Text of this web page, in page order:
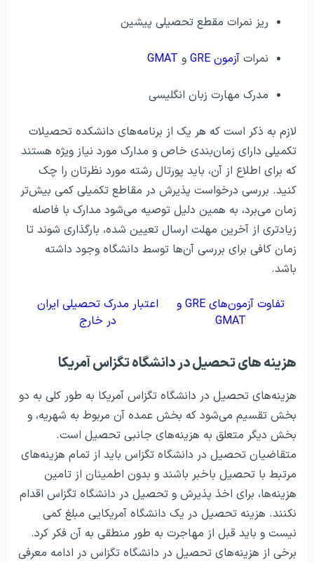
ریز نمرات مقطع تحصیلی پیشین
نمرات آزمون GRE و GMAT
مدرک مهارت زبان انگلیسی
لازم به ذکر است که هر یک از برنامه‌های دانشکده تحصیلات
تکمیلی دارای زمان‌بندی خاص و مدارک مورد نیاز ویژه هستند
که برای اطلاع از آن، باید پورتال رشته مورد نظرتان را چک
کنید. بررسی درخواست پذیرش در مقاطع تکمیلی کمی بیش‌تر
زمان می‌برد، به همین دلیل توصیه می‌شود مدارک با فاصله
زیادتری از آخرین مهلت ارسال تعیین شده، بارگذاری شوند تا
زمان کافی برای بررسی آن‌ها توسط دانشگاه وجود داشته
باشد.
تفاوت آزمون‌های GRE و
GMAT
اعتبار مدرک تحصیلی ایران
در خارج
هزینه های تحصیل در دانشگاه تگزاس آمریکا
هزینه‌های تحصیل در دانشگاه تگزاس آمریکا به طور کلی به دو
بخش تقسیم می‌شود که بخش عمده آن مربوط به شهریه، و
بخش دیگر متعلق به هزینه‌های جانبی تحصیل است.
متقاضیان تحصیل در دانشگاه تگزاس باید از تمام هزینه‌های
مرتبط با تحصیل باخبر باشند و بدون اطمینان از تامین
هزینه‌ها، برای اخذ پذیرش و تحصیل در دانشگاه تگزاس اقدام
نکنند. هزینه تحصیل در یک دانشگاه آمریکایی مبلغ کمی
نیست و باید قبل از مهاجرت به طور منطقی به آن فکر کرد.
برخی از هزینه‌های تحصیل در دانشگاه تگزاس در ادامه معرفی